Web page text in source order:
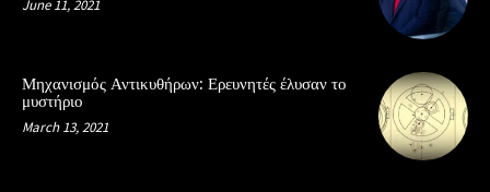
June 11, 2021
Μηχανισμός Αντικυθήρων: Ερευνητές έλυσαν το
μυστήριο
March 13, 2021